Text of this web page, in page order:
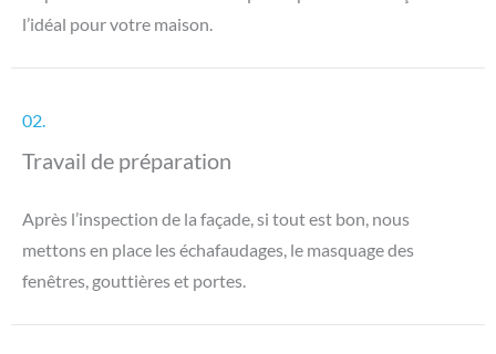
l’idéal pour votre maison.
02.
Travail de préparation
Après l’inspection de la façade, si tout est bon, nous
mettons en place les échafaudages, le masquage des
fenêtres, gouttières et portes.